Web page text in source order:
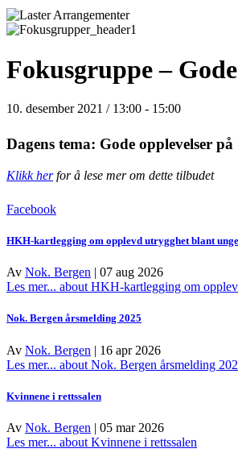
Fokusgruppe –
10. desember 2021 / 13:00 - 15:00
Dagens tema: Gode opplevelser på
Klikk herfor å lese mer om dette tilbudet
Facebook
HKH-kartlegging om opplevd utrygghet blant unge
Av Nok. Bergen | 07 aug 2026
Les mer... about HKH-kartlegging om
Nok. Bergen årsmelding 2025
Av Nok. Bergen | 16 apr 2026
Les mer... about Nok. Bergen årsmelding
Kvinnene i rettssalen
Av Nok. Bergen | 05 mar 2026
Les mer... about Kvinnene i rettssalen